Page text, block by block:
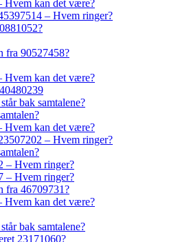
Hvem kan det være?
– Hvem ringer?
fra 90527458?
Hvem kan det være?
bak samtalene?
Hvem kan det være?
– Hvem ringer?
– Hvem ringer?
– Hvem ringer?
fra 46709731?
Hvem kan det være?
bak samtalene?
23171060?